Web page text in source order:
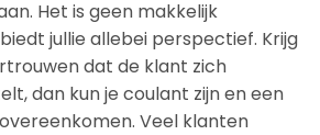
Het is geen makkelijk
jullie allebei perspectief. Krijg
dat de klant zich
dan kun je coulant zijn en een
Veel klanten